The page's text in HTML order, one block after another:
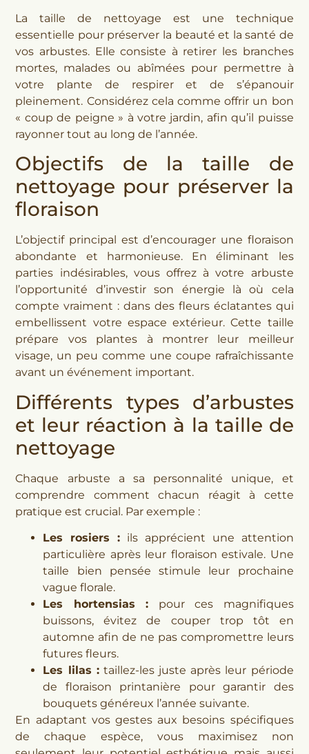
La taille de nettoyage est une technique
essentielle pour préserver la beauté et la santé de
vos arbustes. Elle consiste à retirer les branches
mortes, malades ou abîmées pour permettre à
votre plante de respirer et de s’épanouir
pleinement. Considérez cela comme offrir un bon
« coup de peigne » à votre jardin, afin qu’il puisse
rayonner tout au long de l’année.
Objectifs de la taille de
nettoyage pour préserver la
floraison
L’objectif principal est d’encourager une floraison
abondante et harmonieuse. En éliminant les
parties indésirables, vous offrez à votre arbuste
l’opportunité d’investir son énergie là où cela
compte vraiment : dans des fleurs éclatantes qui
embellissent votre espace extérieur. Cette taille
prépare vos plantes à montrer leur meilleur
visage, un peu comme une coupe rafraîchissante
avant un événement important.
Différents types d’arbustes
et leur réaction à la taille de
nettoyage
Chaque arbuste a sa personnalité unique, et
comprendre comment chacun réagit à cette
pratique est crucial. Par exemple :
Les rosiers : ils apprécient une attention
particulière après leur floraison estivale. Une
taille bien pensée stimule leur prochaine
vague florale.
Les hortensias : pour ces magnifiques
buissons, évitez de couper trop tôt en
automne afin de ne pas compromettre leurs
futures fleurs.
Les lilas :taillez-les juste après leur période
de floraison printanière pour garantir des
bouquets généreux l’année suivante.
En adaptant vos gestes aux besoins spécifiques
de chaque espèce, vous maximisez non